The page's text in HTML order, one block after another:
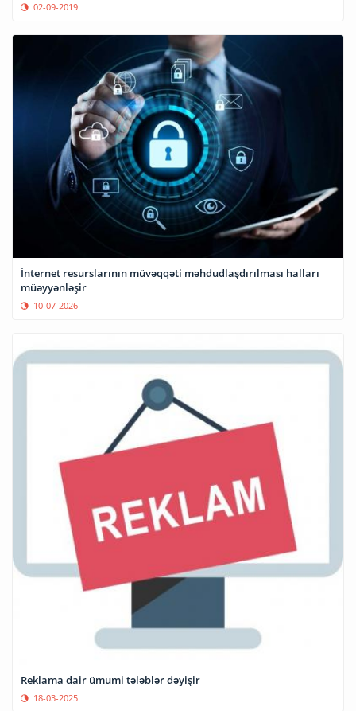
02-09-2019
İnternet resurslarının müvəqqəti məhdudlaşdırılması halları
müəyyənləşir
10-07-2026
Reklama dair ümumi tələblər dəyişir
18-03-2025